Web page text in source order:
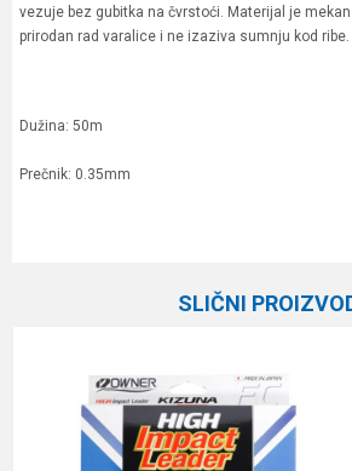
vezuje bez gubitka na čvrstoći. Materijal je
prirodan rad varalice i ne izaziva sumnju kod ribe.
Dužina: 50m
Prečnik: 0.35mm
Nosivost 10.0 kg
SLIČNI